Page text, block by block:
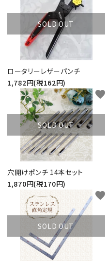
SOLD OUT
ロータリーレザーパンチ
1,782円(税162円)
SOLD OUT
穴開けポンチ 14本セット
1,870円(税170円)
favorite
SOLD OUT
favorite